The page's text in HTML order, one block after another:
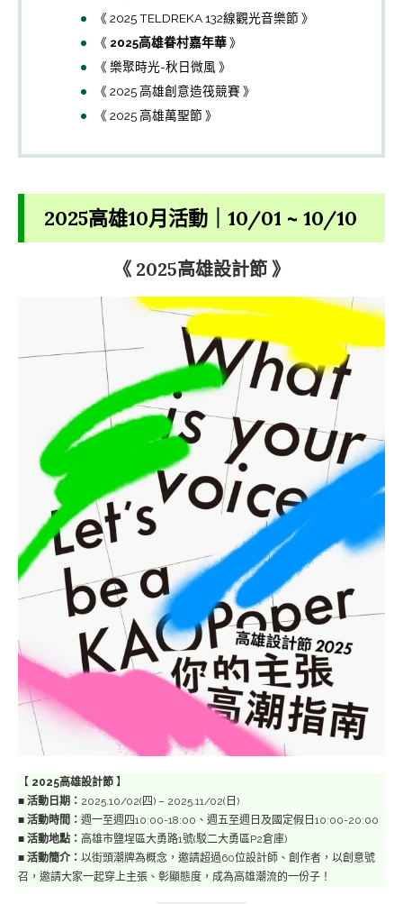
《 2025 TELDREKA 132線觀光音樂節 》
《 2025高雄眷村嘉年華》
《 樂聚時光-秋日微風 》
《 2025 高雄創意造筏競賽 》
《 2025 高雄萬聖節 》
2025高雄10月活動｜10/01 ~ 10/10
《 2025高雄設計節 》
【 2025高雄設計節 】
■ 活動日期： 2025.10/02(四) – 2025.11/02(日)
■ 活動時間： 週一至週四10:00-18:00、週五至週日及國定假日10:00-20:00
■ 活動地點： 高雄市鹽埕區大勇路1號(駁二大勇區P2倉庫)
■ 活動簡介： 以街頭潮牌為概念，邀請超過60位設計師、創作者，以創意號
召，邀請大家一起穿上主張、彰顯態度，成為高雄潮流的一份子！